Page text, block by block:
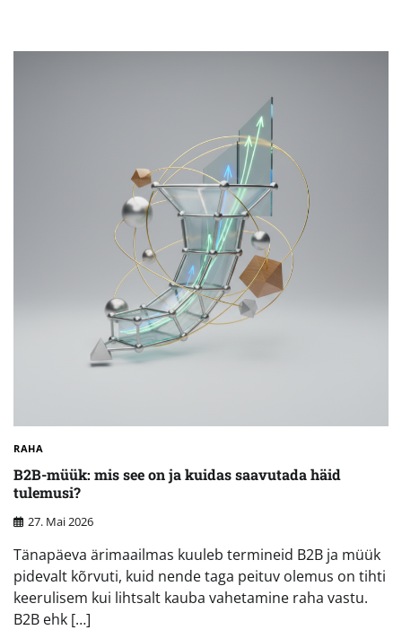
RAHA
B2B-müük: mis see on ja kuidas saavutada häid
tulemusi?
27. Mai 2026
Tänapäeva ärimaailmas kuuleb termineid B2B ja müük
pidevalt kõrvuti, kuid nende taga peituv olemus on tihti
keerulisem kui lihtsalt kauba vahetamine raha vastu.
B2B ehk […]